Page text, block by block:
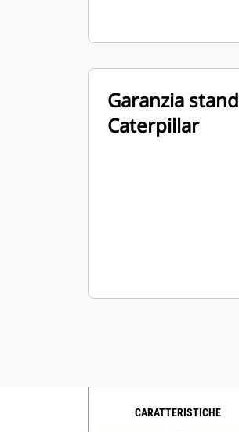
Garanzia
Caterpillar
CARATTERISTICHE